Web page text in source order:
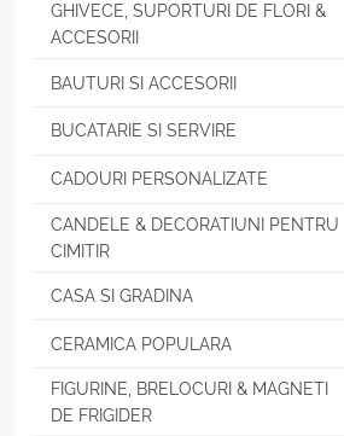
GHIVECE, SUPORTURI DE FLORI &
ACCESORII
BAUTURI SI ACCESORII
BUCATARIE SI SERVIRE
CADOURI PERSONALIZATE
CANDELE & DECORATIUNI PENTRU
CIMITIR
CASA SI GRADINA
CERAMICA POPULARA
FIGURINE, BRELOCURI & MAGNETI
DE FRIGIDER